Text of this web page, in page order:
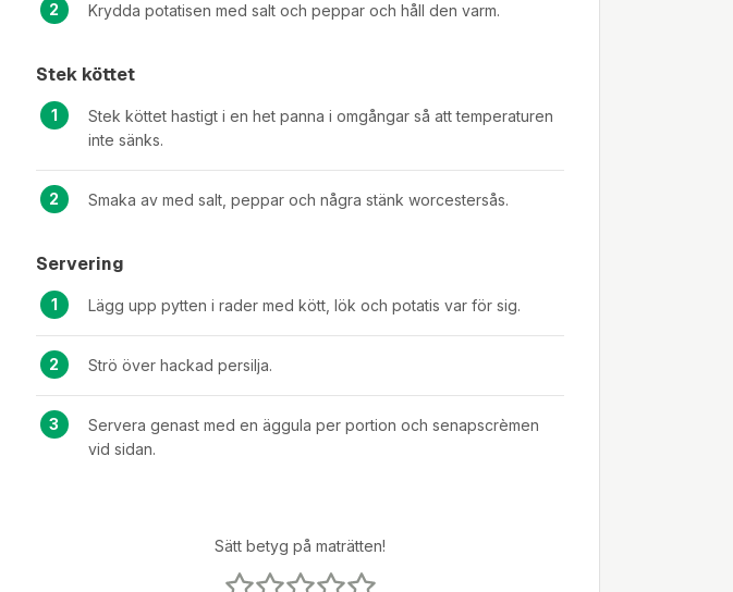
Krydda potatisen med salt och peppar och håll den varm.
Stek köttet
Stek köttet hastigt i en het panna i omgångar så att temperaturen
inte sänks.
Smaka av med salt, peppar och några stänk worcestersås.
Servering
Lägg upp pytten i rader med kött, lök och potatis var för sig.
Strö över hackad persilja.
Servera genast med en äggula per portion och senapscrèmen
vid sidan.
Sätt betyg på maträtten!